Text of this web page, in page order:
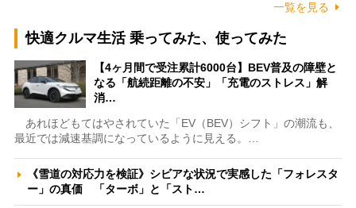
一覧を見る
快適クルマ生活 乗ってみた、使ってみた
【4ヶ月間で受注累計6000台】BEV普及の障壁と
なる「航続距離の不安」「充電のストレス」解
消…
あれほどもてはやされていた「EV（BEV）シフト」の潮流も、
最近では減速基調になっているように見える。…
《雪道の対応力を検証》シビアな状況で実感した「フォレスタ
ー」の真価 「ターボ」と「スト…